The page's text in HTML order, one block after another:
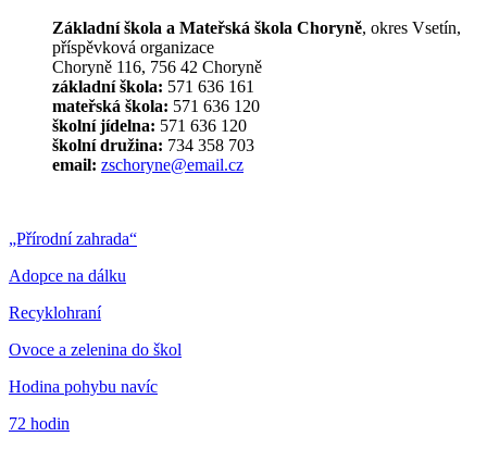
Základní škola a Mateřská škola Choryně, okres Vsetín,
příspěvková organizace
Choryně 116, 756 42 Choryně
základní škola: 571 636 161
mateřská škola: 571 636 120
školní jídelna: 571 636 120
školní družina: 734 358 703
email: zschoryne@email.cz
„Přírodní zahrada“
Adopce na dálku
Recyklohraní
Ovoce a zelenina do škol
Hodina pohybu navíc
72 hodin